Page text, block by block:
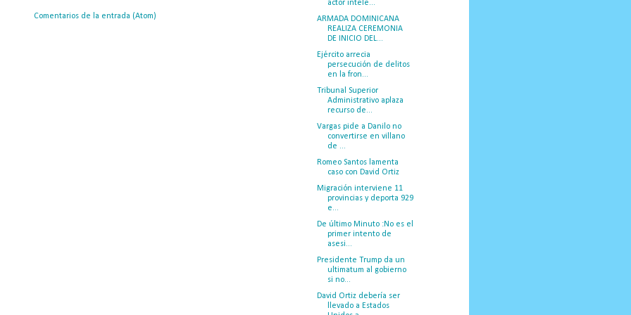
Comentarios de la entrada (Atom)
actor intele...
ARMADA DOMINICANA
REALIZA CEREMONIA
DE INICIO DEL...
Ejército arrecia
persecución de delitos
en la fron...
Tribunal Superior
Administrativo aplaza
recurso de...
Vargas pide a Danilo no
convertirse en villano
de ...
Romeo Santos lamenta
caso con David Ortiz
Migración interviene 11
provincias y deporta 929
e...
De último Minuto :No es el
primer intento de
asesi...
Presidente Trump da un
ultimatum al gobierno
si no...
David Ortiz debería ser
llevado a Estados